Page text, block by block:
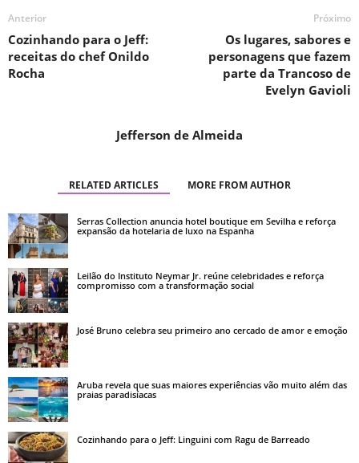
Anterior
Cozinhando para o Jeff:
receitas do chef Onildo
Rocha
Próximo
Os lugares, sabores e
personagens que fazem
parte da Trancoso de
Evelyn Gavioli
Jefferson de Almeida
RELATED ARTICLES MORE FROM AUTHOR
Serras Collection anuncia hotel boutique em Sevilha e reforça
expansão da hotelaria de luxo na Espanha
Leilão do Instituto Neymar Jr. reúne celebridades e reforça
compromisso com a transformação social
José Bruno celebra seu primeiro ano cercado de amor e emoção
Aruba revela que suas maiores experiências vão muito além das
praias paradisíacas
Cozinhando para o Jeff: Linguini com Ragu de Barreado